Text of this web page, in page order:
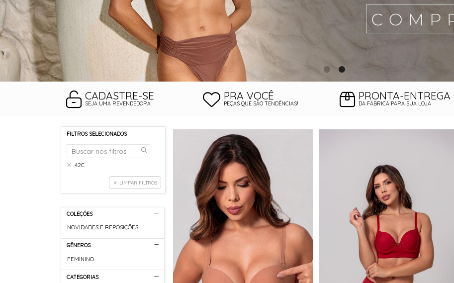
CADASTRE-SE
SEJA UMA REVENDEDORA
PRA VOCÊ
PEÇAS QUE SÃO TENDÊNCIAS!
PRONTA-ENTREGA
DA FÁBRICA PARA SUA LOJA
FILTROS SELECIONADOS
42C
LIMPAR FILTROS
COLEÇÕES
NOVIDADES E REPOSIÇÕES
GÊNEROS
FEMININO
CATEGORIAS